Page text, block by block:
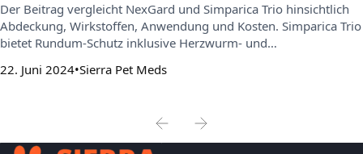
Der Beitrag vergleicht NexGard und Simparica Trio hinsichtlich
Abdeckung, Wirkstoffen, Anwendung und Kosten. Simparica Trio
bietet Rundum-Schutz inklusive Herzwurm- und
konzentriert und meist eine zusätzliche Herzwurmprophylaxe
22. Juni 2024 Sierra Pet Meds